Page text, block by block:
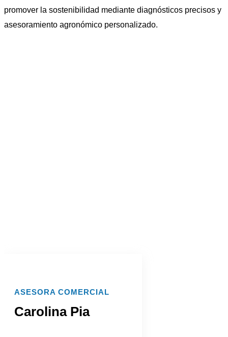
promover la sostenibilidad mediante diagnósticos precisos y
asesoramiento agronómico personalizado.
ASESORA COMERCIAL
Carolina Pia